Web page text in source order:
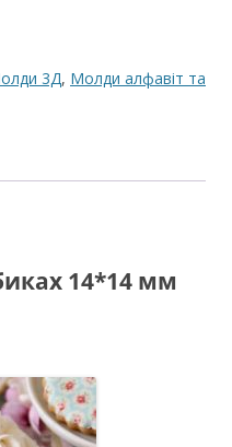
3Д, Молди алфавіт та
14*14 мм